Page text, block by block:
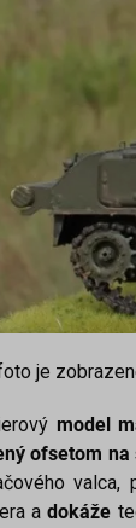
je
model
ofsetom na
valca,
adokáže